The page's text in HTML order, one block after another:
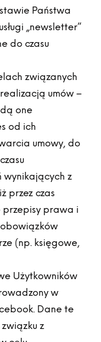
Państwa
„newsletter”
do czasu
związanych
umów –
one
od ich
umowy, do
wynikających z
przez czas
przepisy prawa i
(np. księgowe,
Użytkowników
w
Dane te
z